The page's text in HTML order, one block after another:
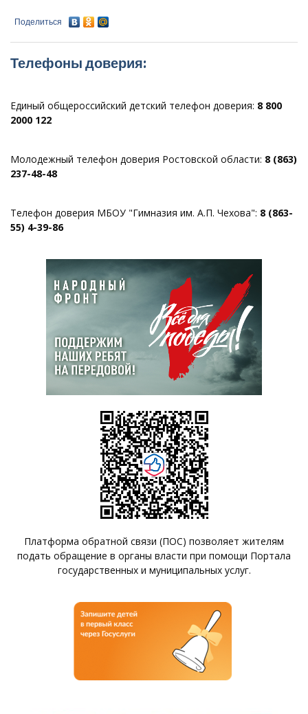
Поделиться
Телефоны доверия:
Единый общероссийский детский телефон доверия: 8 800
2000 122
Молодежный телефон доверия Ростовской области: 8 (863)
237-48-48
Телефон доверия МБОУ "Гимназия им. А.П. Чехова": 8 (863-
55) 4-39-86
Платформа обратной связи (ПОС) позволяет жителям
подать обращение в органы власти при помощи Портала
государственных и муниципальных услуг.